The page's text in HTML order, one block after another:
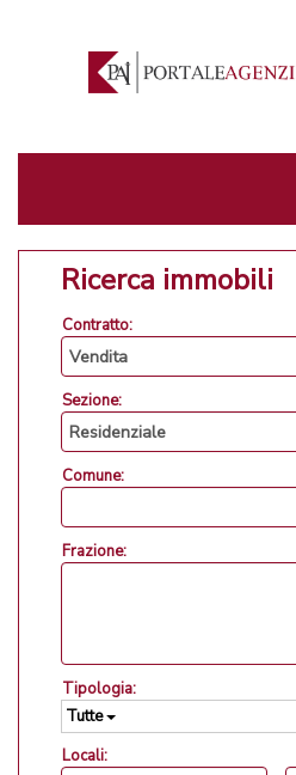
Ricerca immobili
Contratto:
Sezione:
Comune:
Frazione:
Tipologia:
Tutte
Locali: